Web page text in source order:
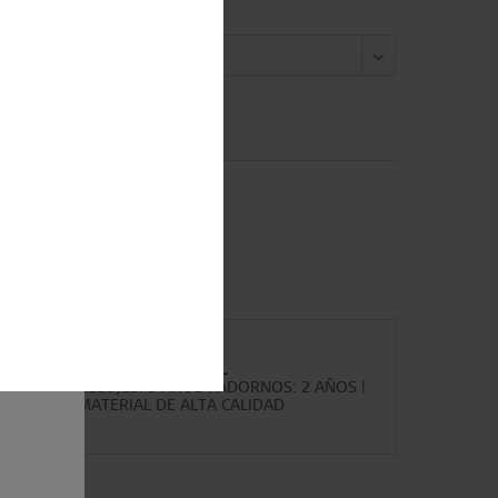
GARANTÍA MUNDIAL
RELOJES: 3 AÑOS | ADORNOS: 2 AÑOS |
MATERIAL DE ALTA CALIDAD